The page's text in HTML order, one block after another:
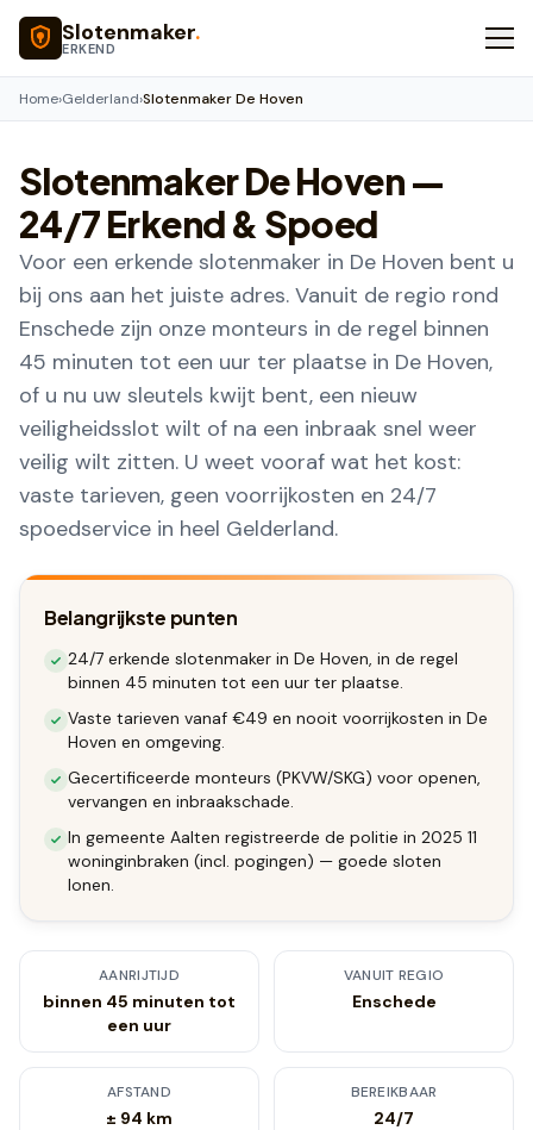
Naar hoofdinhoud
Slotenmaker.
ERKEND
Home›Gelderland›Slotenmaker De Hoven
SlotenmakerDe Hoven—
24/7 Erkend & Spoed
Voor een erkende slotenmaker in De Hoven bent u
bij ons aan het juiste adres. Vanuit de regio rond
Enschede zijn onze monteurs in de regel binnen
45 minuten tot een uur ter plaatse in De Hoven,
of u nu uw sleutels kwijt bent, een nieuw
veiligheidsslot wilt of na een inbraak snel weer
veilig wilt zitten. U weet vooraf wat het kost:
vaste tarieven, geen voorrijkosten en 24/7
spoedservice in heel Gelderland.
Belangrijkste punten
24/7 erkende slotenmaker in De Hoven, in de regel
binnen 45 minuten tot een uur ter plaatse.
Vaste tarieven vanaf €49 en nooit voorrijkosten in De
Hoven en omgeving.
Gecertificeerde monteurs (PKVW/SKG) voor openen,
vervangen en inbraakschade.
In gemeente Aalten registreerde de politie in 2025 11
woninginbraken (incl. pogingen) — goede sloten
lonen.
AANRIJTIJD
binnen 45 minuten tot
een uur
VANUIT REGIO
Enschede
AFSTAND
± 94 km
BEREIKBAAR
24/7